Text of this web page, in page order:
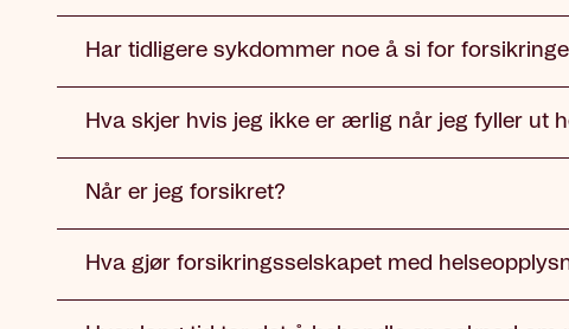
Har tidligere sykdommer noe å si for
Hva skjer hvis jeg ikke er ærlig når jeg fyller ut
Når er jeg forsikret?
Hva gjør forsikringsselskapet med